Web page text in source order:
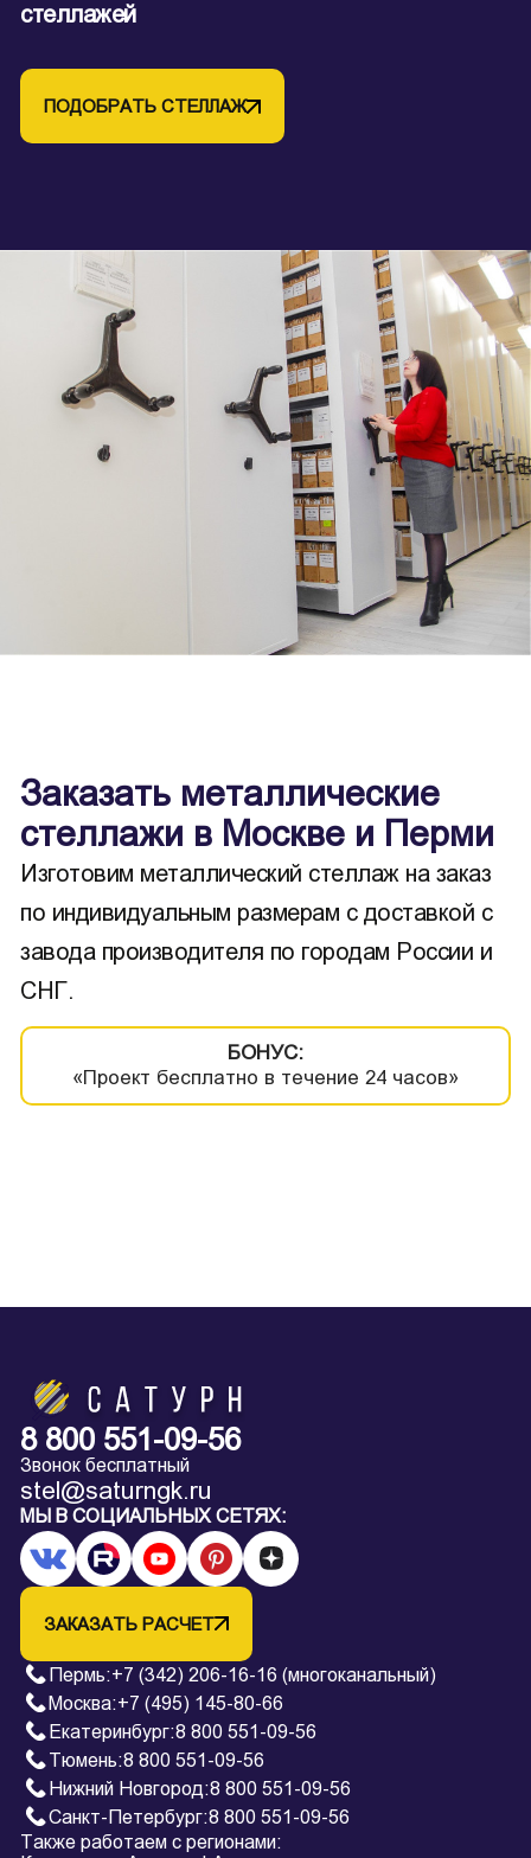
стеллажей
ПОДОБРАТЬ СТЕЛЛАЖ
Заказать металлические
стеллажи в Москве и Перми
Изготовим металлический стеллаж на заказ
по индивидуальным размерам с доставкой с
завода производителя по городам России и
СНГ.
БОНУС:
«Проект бесплатно в течение 24 часов»
8 800 551-09-56
Звонок бесплатный
stel@saturngk.ru
МЫ В СОЦИАЛЬНЫХ СЕТЯХ:
ЗАКАЗАТЬ РАСЧЕТ
Пермь:+7 (342) 206-16-16 (многоканальный)
Москва:+7 (495) 145-80-66
Екатеринбург:8 800 551-09-56
Тюмень:8 800 551-09-56
Нижний Новгород:8 800 551-09-56
Санкт-Петербург:8 800 551-09-56
Также работаем с регионами: